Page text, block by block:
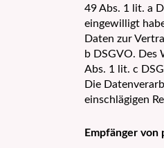
49 Abs. 1 lit. a
eingewilligt
Daten zur
b DSGVO. Des
Abs. 1 lit. c
Die
einschlägigen
Empfänger von